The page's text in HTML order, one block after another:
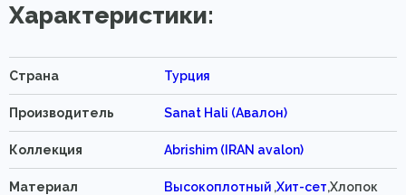
Характеристики:
Страна Турция
Производитель Sanat Hali (Авалон)
Коллекция Abrishim (IRAN avalon)
Материал Высокоплотный ,Хит-сет,Хлопок